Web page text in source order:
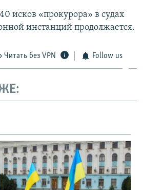
исков «прокурора» в судах
инстанций продолжается.
Читать без VPN Follow us